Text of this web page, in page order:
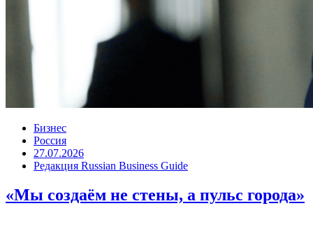
Бизнес
Россия
27.07.2026
Редакция Russian Business Guide
«Мы создаём не стены, а пульс города»